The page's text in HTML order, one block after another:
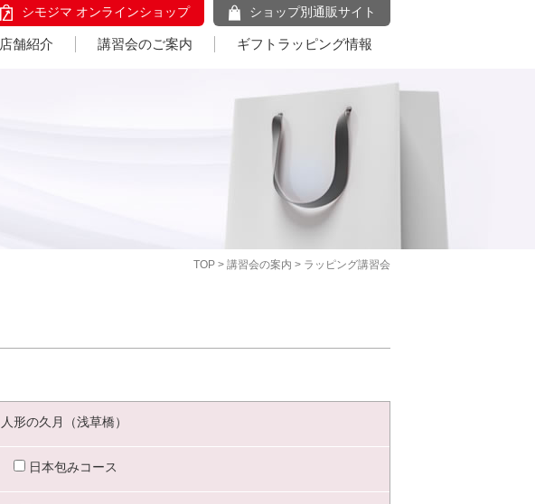
シモジマ オンラインショップ ショップ別通販サイト
店舗紹介 講習会のご案内 ギフトラッピング情報
TOP > 講習会の案内 > ラッピング講習会
人形の久月（浅草橋）
日本包みコース